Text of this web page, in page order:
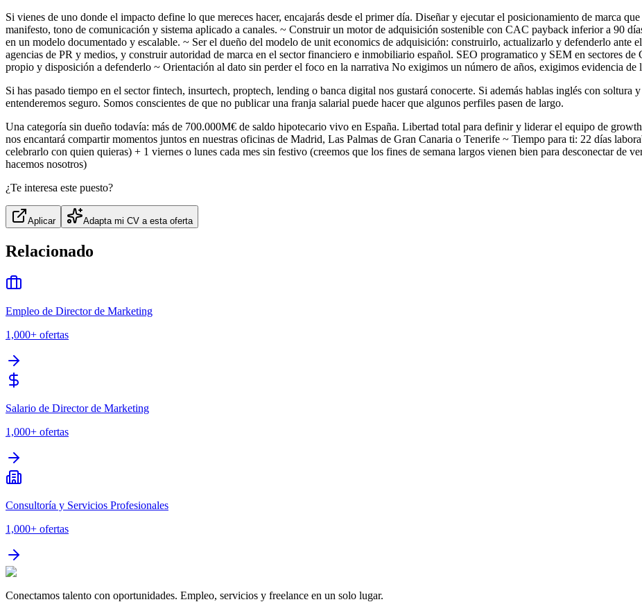
Si vienes de uno donde el impacto define lo que mereces hacer, encajarás desde el primer día. Diseñar y ejecutar el posicionamiento de marca
manifesto, tono de comunicación y sistema aplicado a canales. ~ Construir un motor de adquisición sostenible con CAC payback inferior a 90
en un modelo documentado y escalable. ~ Ser el dueño del modelo de unit economics de adquisición: construirlo, actualizarlo y defenderlo ante
agencias de PR y medios, y construir autoridad de marca en el sector financiero e inmobiliario español. SEO programatico y SEM en sectores
propio y disposición a defenderlo ~ Orientación al dato sin perder el foco en la narrativa No exigimos un número de años, exigimos evidencia de
Si has pasado tiempo en el sector fintech, insurtech, proptech, lending o banca digital nos gustará conocerte. Si además hablas inglés con soltura
entenderemos seguro. Somos conscientes de que no publicar una franja salarial puede hacer que algunos perfiles pasen de largo.
Una categoría sin dueño todavía: más de 700.000M€ de saldo hipotecario vivo en España. Libertad total para definir y liderar el equipo de
nos encantará compartir momentos juntos en nuestras oficinas de Madrid, Las Palmas de Gran Canaria o Tenerife ~ Tiempo para ti: 22 días
celebrarlo con quien quieras) + 1 viernes o lunes cada mes sin festivo (creemos que los fines de semana largos vienen bien para desconectar de
hacemos nosotros)
¿Te interesa este puesto?
Aplicar Adapta mi CV a esta oferta
Relacionado
Empleo de Director de Marketing
1,000+ ofertas
Salario de Director de Marketing
1,000+ ofertas
Consultoría y Servicios Profesionales
1,000+ ofertas
Conectamos talento con oportunidades. Empleo, servicios y freelance en un solo lugar.